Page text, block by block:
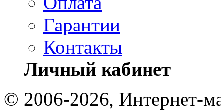
Гарантии
Контакты
Личный кабинет
© 2006-2026, Интернет-